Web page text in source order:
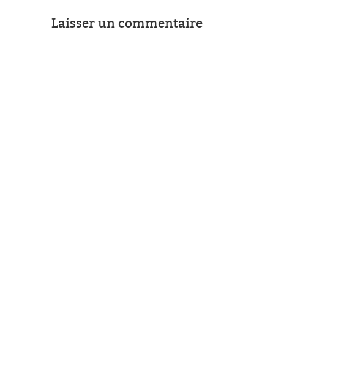
Laisser un commentaire